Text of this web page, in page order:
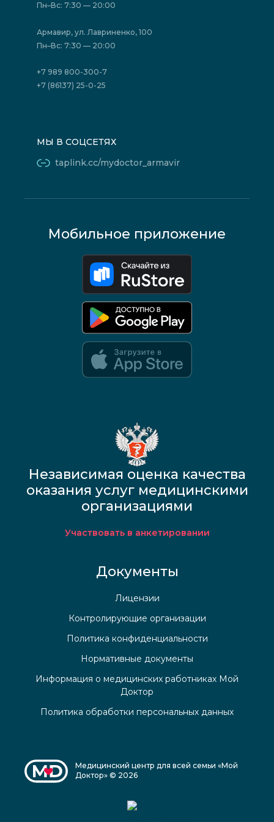
Политика конфиденциальности
Акции
Отзывы
Государственные программы
Юридическим лицам
Пн–Вс: 7:30 — 20:00
Армавир, ул. Лавриненко, 100
Пн–Вс: 7:30 — 20:00
+7 989 800-300-7
+7 (86137) 25-0-25
МЫ В СОЦСЕТЯХ
taplink.cc/mydoctor_armavir
Мобильное приложение
Независимая оценка качества
оказания услуг медицинскими
организациями
Участвовать в анкетировании
Документы
Лицензии
Контролирующие организации
Политика конфиденциальности
Нормативные документы
Информация о медицинских работниках Мой
Доктор
Политика обработки персональных данных
Медицинский центр для всей семьи «Мой
Доктор» © 2026